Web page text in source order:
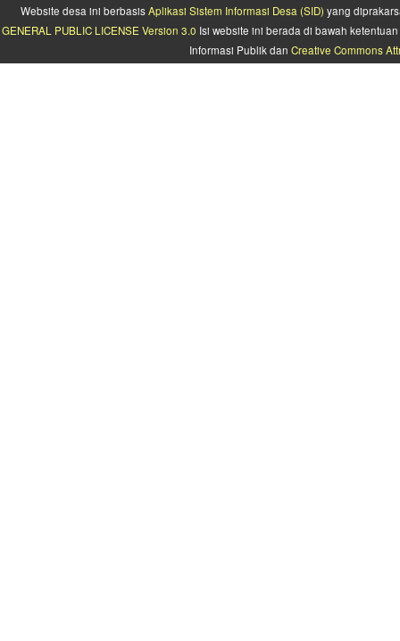
Website desa ini berbasisAplikasi Sistem Informasi Desa (SID) yang
GENERAL PUBLIC LICENSE Version 3.0 Isi website ini berada di bawah
Informasi Publik dan Creative Commons